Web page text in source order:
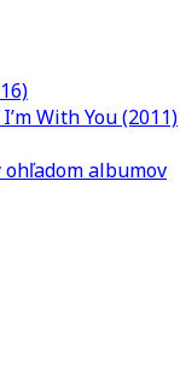
With You (2011)
albumov